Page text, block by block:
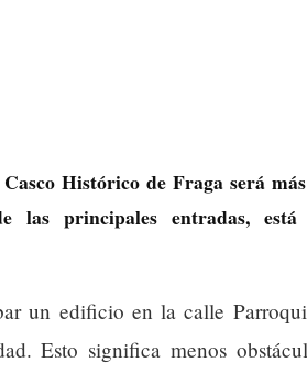
Histórico de Fraga será
las principales entradas,
un edificio en la calle
Esto significa menos